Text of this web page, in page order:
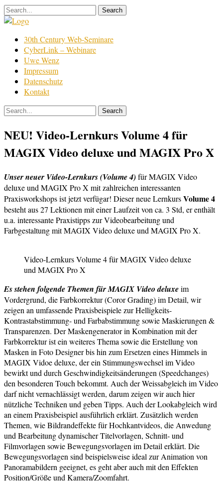
Skip
to
Film
Bearbeitung
30th Century Web-Seminare
CyberLink – Webinare
Uwe Wenz
Impressum
Datenschutz
Kontakt
NEU! Video-Lernkurs Volume 4 für
MAGIX Video deluxe und MAGIX Pro X
Unser neuer Video-Lernkurs (Volume 4)für MAGIX Video
deluxe und MAGIX Pro X mit zahlreichen interessanten
Praxisworkshops ist jetzt verfügar! Dieser neue LernkursVolume 4
besteht aus 27 Lektionen mit einer Laufzeit von ca. 3 Std, er enthält
u.a. interessante Praxistipps zur Videobearbeitung und
Farbgestaltung mit MAGIX Video deluxe und MAGIX Pro X.
Video-Lernkurs Volume 4 für MAGIX Video deluxe
und MAGIX Pro X
Es stehen folgende Themen für MAGIX Video deluxeim
Vordergrund, die Farbkorrektur (Coror Grading) im Detail, wir
zeigen an umfassende Praxisbeispiele zur Helligkeits-
Kontrastabstimmung- und Farbabstimmung sowie Maskierungen &
Transparenzen. Der Maskengenerator in Kombination mit der
Farbkorrektur ist ein weiteres Thema sowie die Erstellung von
Masken in Foto Designer bis hin zum Ersetzen eines Himmels in
MAGIX Vidoe deluxe, der ein Stimmungswechsel im Video
bewirkt und durch Geschwindigkeitsänderungen (Speedchanges)
den besonderen Touch bekommt. Auch der Weissabgleich im Video
darf nicht vernachlässigt werden, darum zeigen wir auch hier
nützliche Techniken und geben Tipps. Auch der Lookabgleich wird
an einem Praxisbeispiel ausführlich erklärt. Zusätzlich werden
Themen, wie Bildrandeffekte für Hochkantvideos, die Anwedung
und Bearbeitung dynamischer Titelvorlagen, Schnitt- und
Filmvorlagen sowie Bewegungsvorlagen im Detail erklärt. Die
Bewegungsvorlagen sind beispielsweise ideal zur Animation von
Panoramabildern geeignet, es geht aber auch mit den Effekten
Position/Größe und Kamera/Zoomfahrt.